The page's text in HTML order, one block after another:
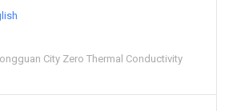
City Zero Thermal Conductivity